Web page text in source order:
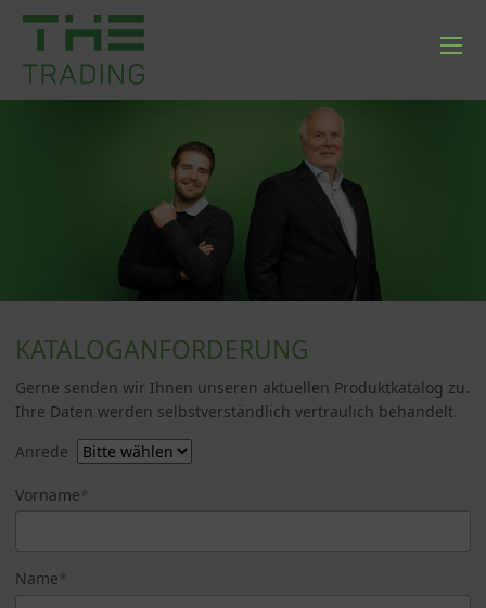
KATALOGANFORDERUNG
Gerne senden wir Ihnen unseren aktuellen Produktkatalog zu.
Ihre Daten werden selbstverständlich vertraulich behandelt.
Anrede
Vorname*
Name*